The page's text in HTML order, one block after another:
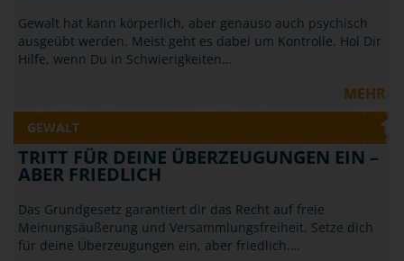
Gewalt hat kann körperlich, aber genauso auch psychisch
ausgeübt werden. Meist geht es dabei um Kontrolle. Hol Dir
Hilfe, wenn Du in Schwierigkeiten…
MEHR
GEWALT
TRITT FÜR DEINE ÜBERZEUGUNGEN EIN –
ABER FRIEDLICH
Das Grundgesetz garantiert dir das Recht auf freie
Meinungsäußerung und Versammlungsfreiheit. Setze dich
für deine Überzeugungen ein, aber friedlich.…